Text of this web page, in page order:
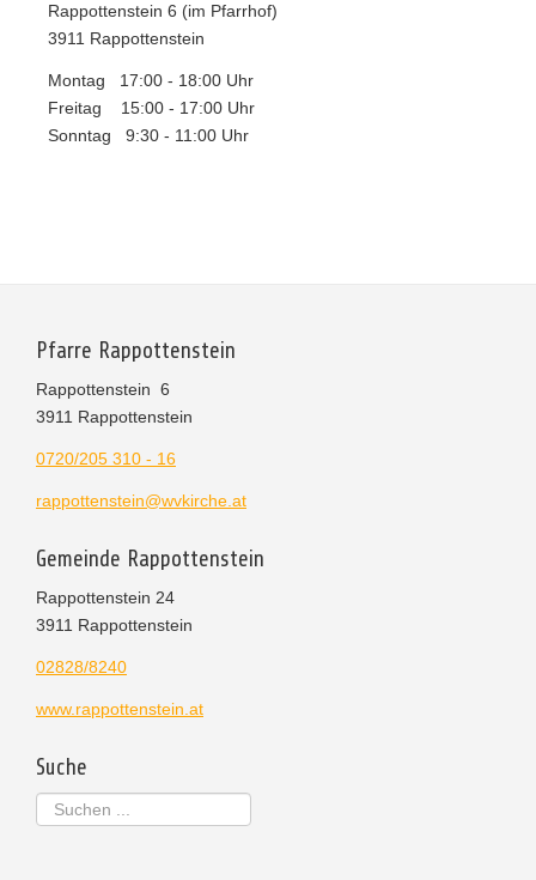
Rappottenstein 6 (im Pfarrhof)
3911 Rappottenstein
Montag 17:00 - 18:00 Uhr
Freitag 15:00 - 17:00 Uhr
Sonntag 9:30 - 11:00 Uhr
Pfarre Rappottenstein
Rappottenstein 6
3911 Rappottenstein
0720/205 310 - 16
rappottenstein@wvkirche.at
Gemeinde Rappottenstein
Rappottenstein 24
3911 Rappottenstein
02828/8240
www.rappottenstein.at
Suche
Suchen
...